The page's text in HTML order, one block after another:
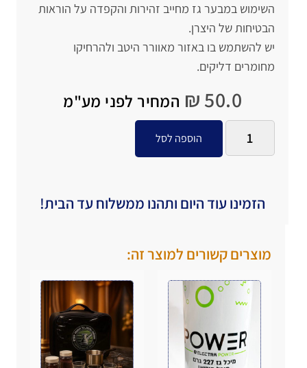
השימוש במבער גז מחייב זהירות והקפדה על הוראות
הבטיחות של היצרן.
יש להשתמש בו באזור מאוורר היטב ולהרחיקו
מחומרים דליקים.
₪ 50.0 המחיר לפני מע"מ
הוספה לסל
הזמינו עוד היום ותהנו ממשלוח עד הבית!
מוצרים קשורים למוצר זה: